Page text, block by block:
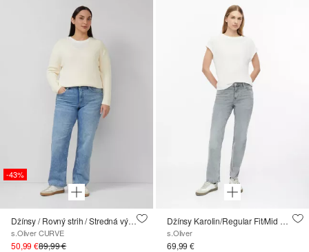
-43%
Džínsy / Rovný strih / Stredná výška / Rovná noha
s.Oliver CURVE
50,99 €89,99 €
Džínsy Karolin/Regular Fit/Mid Rise/Straight Leg
s.Oliver
69,99 €